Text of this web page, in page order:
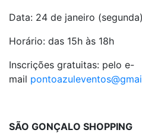
Data: 24 de janeiro (segunda)
Horário: das 15h às 18h
Inscrições gratuitas: pelo e-
mail
SÃO GONÇALO SHOPPING